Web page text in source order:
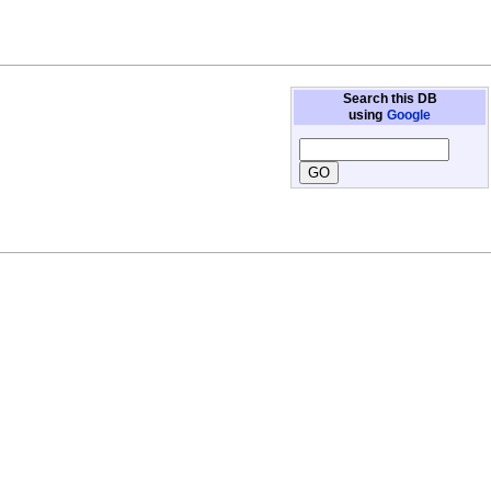
Search this DB
using Google